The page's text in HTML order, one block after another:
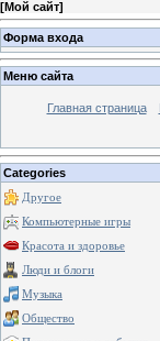
[Мой сайт]
Форма входа
Меню сайта
Главная страница
Categories
Другое
Компьютерные игры
Красота и здоровье
Люди и блоги
Музыка
Общество